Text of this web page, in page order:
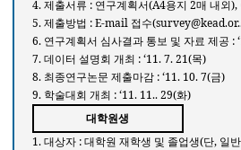
4. 제출서류 : 연구계획서(A4용지 2매 내외 ),
5. 제출방법 : E-mail 접수
6. 연구계획서 심사결과 통보 및 자료 제공 :
7. 데이터 설명회 개최 : ‘11. 7. 21(목)
8. 최종연구논문 제출마감: ‘11. 10. 7(금)
9. 학술대회 개최 : ‘11. 11.. 29(화)
대학원생
1. 대상자: 대학원 재학생 및 졸업생(단, 일